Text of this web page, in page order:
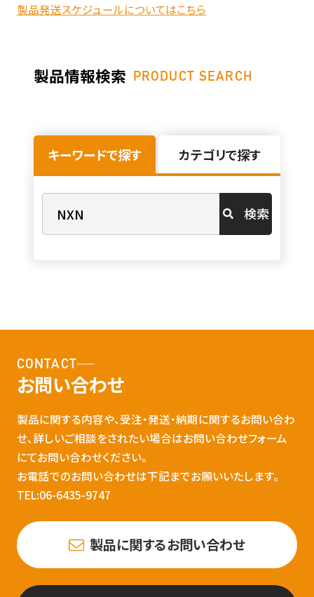
製品発送スケジュールについてはこちら
製品情報検索 PRODUCT SEARCH
キーワードで探す カテゴリで探す
検索
CONTACT
お問い合わせ
製品に関する内容や、受注・発送・納期に関するお問い合わ
せ、詳しいご相談をされたい場合はお問い合わせフォーム
にてお問い合わせください。
お電話でのお問い合わせは下記までお願いいたします。
TEL:06-6435-9747
製品に関するお問い合わせ